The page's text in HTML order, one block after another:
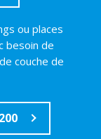
ou places
besoin de
couche de